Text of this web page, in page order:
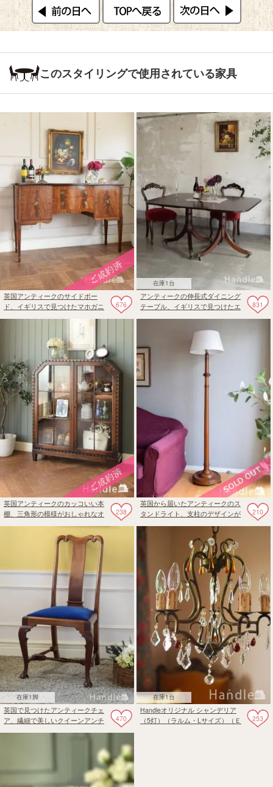
このスタイリングで使用されている家具
676
英国アンティークのサイドボー
ド、イギリスで見つけたマホガニ
ー材の収納家具
在庫1台
831
アンティークの伸長式ダイニング
テーブル、イギリスで見つけたエ
クステンションテーブル
238
英国アンティークのカッコいい本
棚、三角形の模様がおしゃれなオ
210
英国から届いたアンティークのス
タンドライト、支柱のデザインが
在庫1脚
470
英国で見つけたアンティークチェ
ア、繊細で美しいクイーンアンチ
ェア
在庫1台
253
Handleオリジナル シャンデリア
（5灯）（ラルム・Lサイズ）（Ｅ